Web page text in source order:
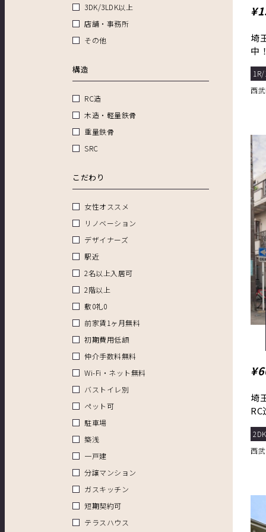
埼
中
西
埼
西
3DK/3LDK以上
店舗・事務所
その他
構造
RC造
木造・軽量鉄骨
重量鉄骨
SRC
こだわり
女性オススメ
リノベーション
デザイナーズ
駅近
2名以上入居可
2階以上
敷0礼0
前家賃1ヶ月無料
初期費用低額
仲介手数料無料
Wi-Fi・ネット無料
バストイレ別
ペット可
駐車場
築浅
一戸建
分譲マンション
ガスキッチン
短期契約可
テラスハウス